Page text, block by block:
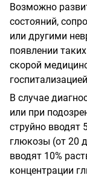
Возможно
состояний,
или другими
появлении
скорой
В случае
или при
струйно вводят
глюкозы (от 20
вводят 10%
концентрации